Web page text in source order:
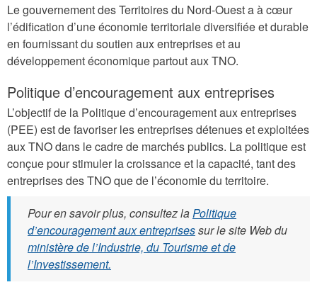
Le gouvernement des Territoires du Nord-Ouest a à cœur
l’édification d’une économie territoriale diversifiée et durable
en fournissant du soutien aux entreprises et au
développement économique partout aux TNO.
Politique d’encouragement aux entreprises
L’objectif de la Politique d’encouragement aux entreprises
(PEE) est de favoriser les entreprises détenues et exploitées
aux TNO dans le cadre de marchés publics. La politique est
conçue pour stimuler la croissance et la capacité, tant des
entreprises des TNO que de l’économie du territoire.
Pour en savoir plus, consultez laPolitique
d’encouragement aux entreprisessur le site Web du
ministère de l’Industrie, du Tourisme et de
l’Investissement.